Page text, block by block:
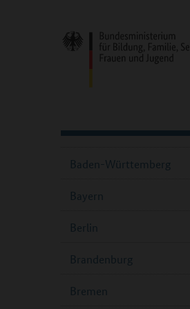
Baden-Württemberg
Bayern
Berlin
Brandenburg
Bremen